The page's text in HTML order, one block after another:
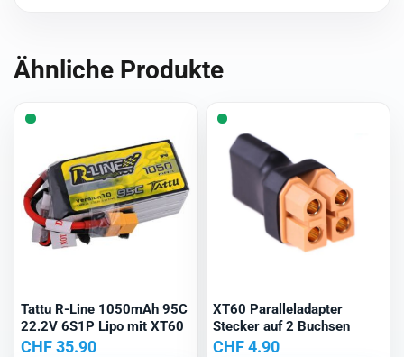
Ähnliche Produkte
Tattu R-Line 1050mAh 95C
22.2V 6S1P Lipo mit XT60
CHF35.90
XT60 Paralleladapter
Stecker auf 2 Buchsen
CHF4.90